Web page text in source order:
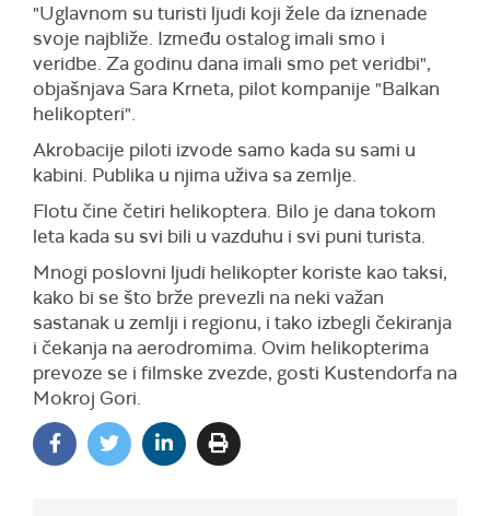
"Uglavnom su turisti ljudi koji žele da iznenade
svoje najbliže. Između ostalog imali smo i
veridbe. Za godinu dana imali smo pet veridbi",
objašnjava Sara Krneta, pilot kompanije "Balkan
helikopteri".
Akrobacije piloti izvode samo kada su sami u
kabini. Publika u njima uživa sa zemlje.
Flotu čine četiri helikoptera. Bilo je dana tokom
leta kada su svi bili u vazduhu i svi puni turista.
Mnogi poslovni ljudi helikopter koriste kao taksi,
kako bi se što brže prevezli na neki važan
sastanak u zemlji i regionu, i tako izbegli čekiranja
i čekanja na aerodromima. Ovim helikopterima
prevoze se i filmske zvezde, gosti Kustendorfa na
Mokroj Gori.